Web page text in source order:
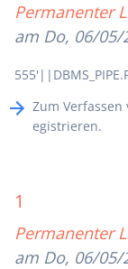
Permanenter
am Do, 06/05/
Zum
egistrieren.
1
Permanenter
am Do, 06/05/